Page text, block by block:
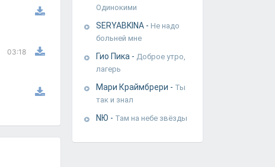
03:18
Одинокими
SERYABKINA - Не надо
больней мне
Гио Пика - Доброе утро,
лагерь
Мари Краймбрери - Ты
так и знал
NЮ - Там на небе звёзды